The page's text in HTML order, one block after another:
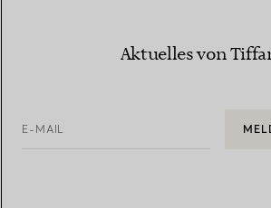
Aktuelles von
E-MAIL